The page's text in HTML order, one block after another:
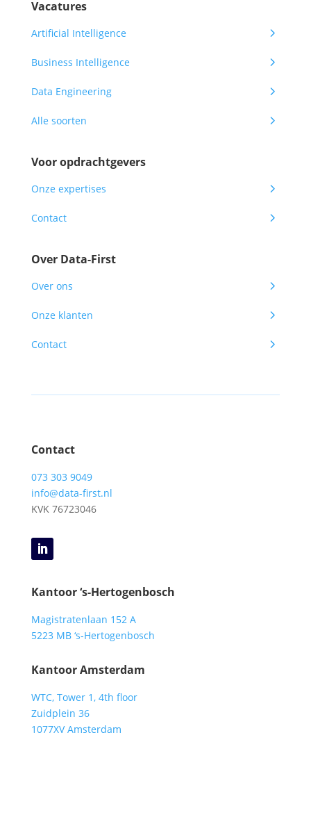
Vacatures
Artificial Intelligence 5
Business Intelligence 5
Data Engineering 5
Alle soorten 5
Voor opdrachtgevers
Onze expertises 5
Contact 5
Over Data-First
Over ons 5
Onze klanten 5
Contact 5
Contact
073 303 9049
info@data-first.nl
KVK 76723046
Kantoor ‘s-Hertogenbosch
Magistratenlaan 152 A
5223 MB ‘s-Hertogenbosch
Kantoor Amsterdam
WTC, Tower 1, 4th floor
Zuidplein 36
1077XV Amsterdam